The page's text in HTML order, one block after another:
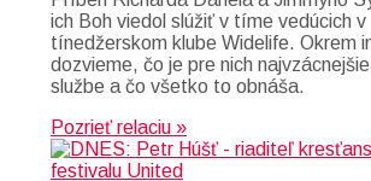
ich Boh viedol slúžiť v tíme vedúcich v
tínedžerskom klube Widelife. Okrem
dozvieme, čo je pre nich
službe a čo všetko to obnáša.
Pozrieť relaciu »